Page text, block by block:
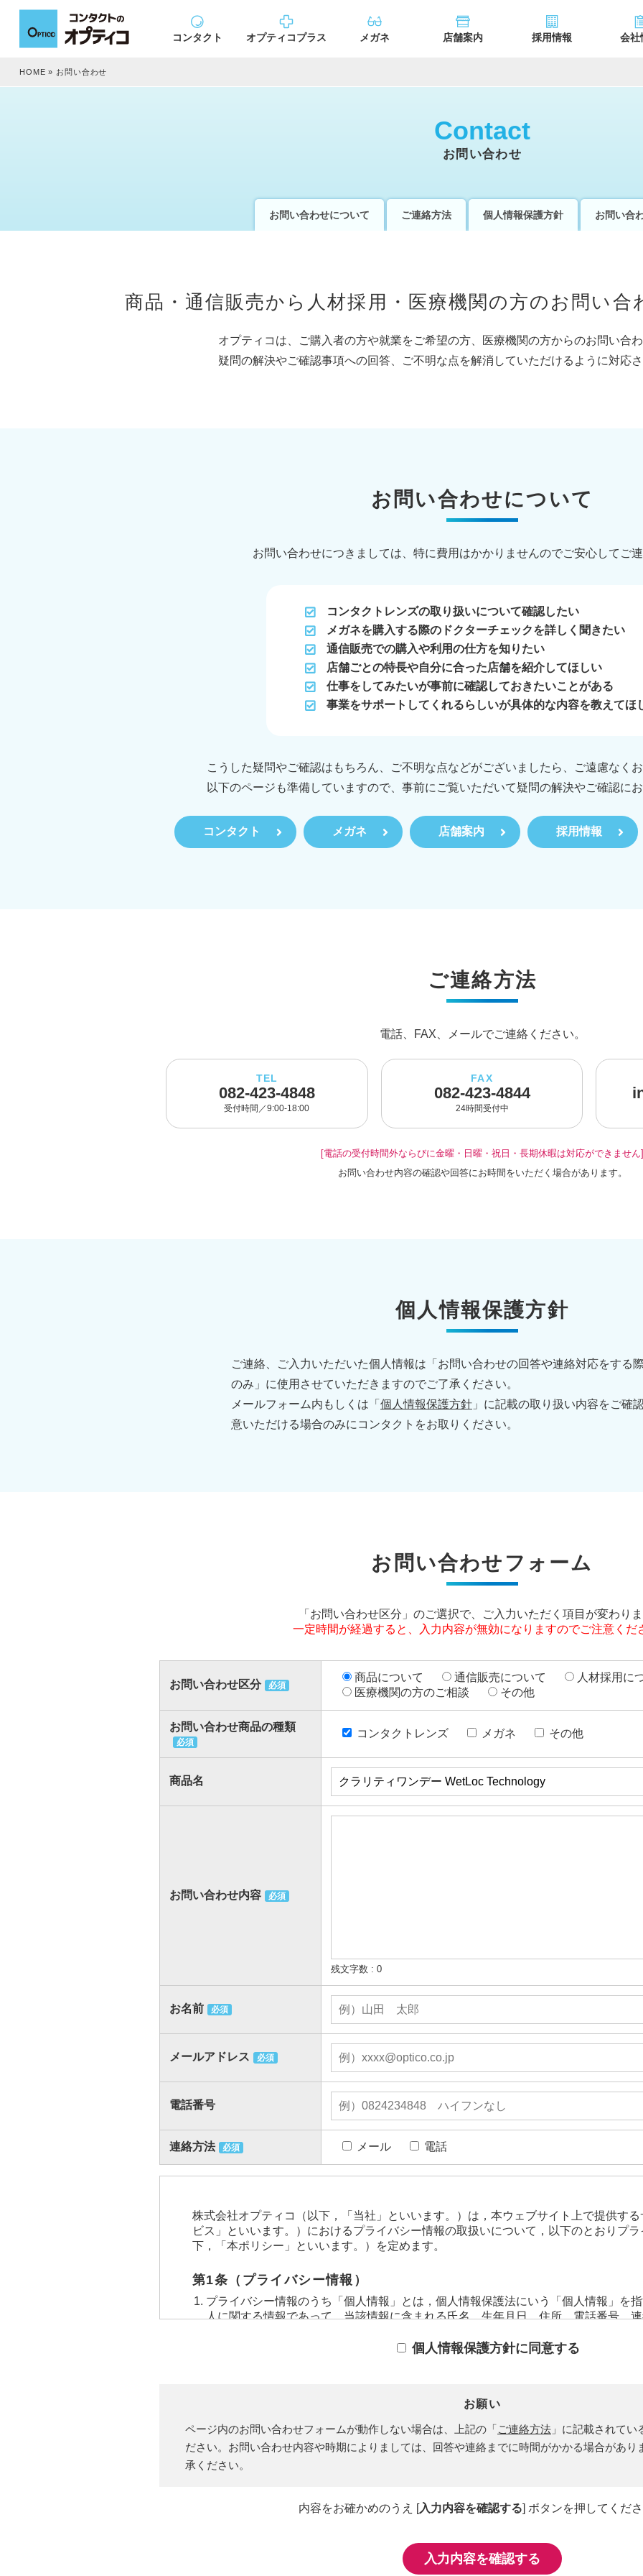
コンタクト オプティコプラス メガネ 店舗案内 採用情報 会社
HOME » お問い合わせ
Contact
お問い合わせ
お問い合わせについて ご連絡方法 個人情報保護方針 お問い合
商品・通信販売から人材採用・医療機関の方のお問い合
オプティコは、ご購入者の方や就業をご希望の方、医療機関の方からのお問い合わ
疑問の解決やご確認事項への回答、ご不明な点を解消していただけるように対応さ
お問い合わせについて
お問い合わせにつきましては、特に費用はかかりませんのでご安心してご連
コンタクトレンズの取り扱いについて確認したい
メガネを購入する際のドクターチェックを詳しく聞きたい
通信販売での購入や利用の仕方を知りたい
店舗ごとの特長や自分に合った店舗を紹介してほしい
仕事をしてみたいが事前に確認しておきたいことがある
事業をサポートしてくれるらしいが具体的な内容を教えてほ
こうした疑問やご確認はもちろん、ご不明な点などがございましたら、ご遠慮なく
以下のページも準備していますので、事前にご覧いただいて疑問の解決やご確認に
コンタクト メガネ 店舗案内 採用情報
ご連絡方法
電話、FAX、メールでご連絡ください。
TEL
082-423-4848
受付時間／9:00-18:00
FAX
082-423-4844
24時間受付中
[電話の受付時間外ならびに金曜・日曜・祝日・長期休暇は対応ができません]
お問い合わせ内容の確認や回答にお時間をいただく場合があります。
個人情報保護方針
ご連絡、ご入力いただいた個人情報は「お問い合わせの回答や連絡対応をする
のみ」に使用させていただきますのでご了承ください。
メールフォーム内もしくは「 個人情報保護方針 」に記載の取り扱い内容をご確
意いただける場合のみにコンタクトをお取りください。
お問い合わせフォーム
「お問い合わせ区分」のご選択で、ご入力いただく項目が変わりま
一定時間が経過すると、入力内容が無効になりますのでご注意くだ
お問い合わせ区分 必須
商品について 通信販売について
人材採用に
医療機関の方のご相談
その他
お問い合わせ商品の種類
必須
コンタクトレンズ メガネ その他
商品名
お問い合わせ内容 必須
残文字数 : 0
お名前 必須
メールアドレス 必須
電話番号
連絡方法 必須 メール 電話
株式会社オプティコ（以下，「当社」といいます。）は，本ウェブサイト上で提供す
ビス」といいます。）におけるプライバシー情報の取扱いについて，以下のとおりプ
下，「本ポリシー」といいます。）を定めます。
第1条（プライバシー情報）
プライバシー情報のうち「個人情報」とは，個人情報保護法にいう「個人情報」を
人に関する情報であって，当該情報に含まれる氏名，生年月日，住所，電話番号，
プライバシー情報のうち「履歴情報および特性情報」とは，上記に定める「個人情
第２条（プライバシー情報の収集方法）
当社は，ユーザーが利用登録をする際に氏名，生年月日，住所，電話番号，メール
クレジットカード番号，運転免許証番号などの個人情報をお尋ねすることがあります
当社は，ユーザーについて，利用したサービスやソフトウエア，購入した商品，閲
体識別情報などの履歴情報および特性情報を，ユーザーが当社や提携先のサービス
個人情報保護方針に同意する
お願い
ページ内のお問い合わせフォームが動作しない場合は、上記の「ご連絡方法 」に記載されてい
ださい。お問い合わせ内容や時期によりましては、回答や連絡までに時間がかかる場合があり
承ください。
内容をお確かめのうえ [入力内容を確認する] ボタンを押してくださ